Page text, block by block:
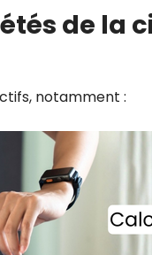
de la
notamment :